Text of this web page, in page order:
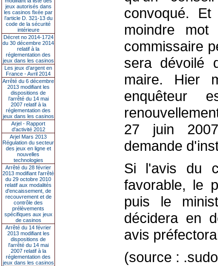
jeux autorisés dans
les casinos fixée par
l’article D. 321-13 du
code de la sécurité
intérieure
Décret no 2014-1724
du 30 décembre 2014
relatif à la
réglementation des
jeux dans les casinos
Les jeux d’argent en
France - Avril 2014
Arrêté du 6 décembre
2013 modifiant les
dispositions de
l’arrêté du 14 mai
2007 relatif à la
réglementation des
jeux dans les casinos
Arjel - Rapport
d'activité 2012
Arjel Mars 2013
Régulation du secteur
des jeux en ligne et
nouvelles
technologies
Arrêté du 28 février
2013 modifiant l'arrêté
du 29 octobre 2010
relatif aux modalités
d'encaissement, de
recouvrement et de
contrôle des
prélèvements
spécifiques aux jeux
de casinos
Arrêté du 14 février
2013 modifiant les
dispositions de
l'arrêté du 14 mai
2007 relatif à la
réglementation des
jeux dans les casinos
convoqué.
moindre
commissaire
sera dévoilé
maire. Hier
enquêteur
27 juin
demande
Si l'avis du
favorable, le
puis le
décidera en
avis
(source :